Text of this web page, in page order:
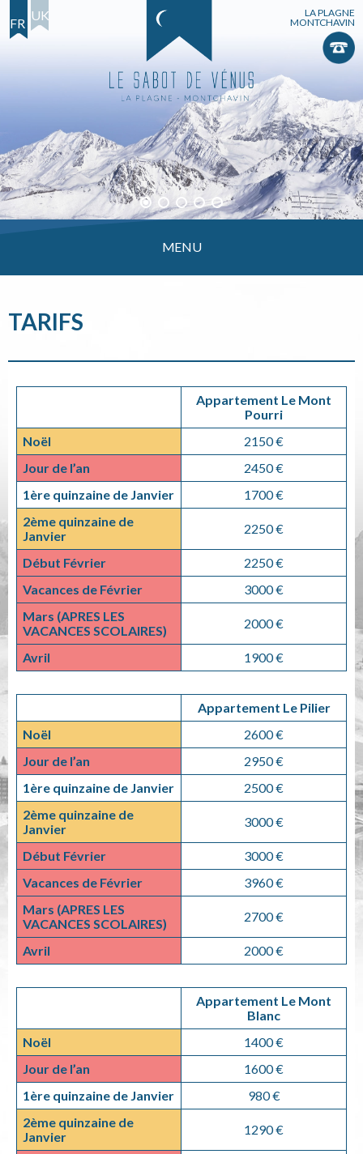
FR
UK
LA PLAGNE
MONTCHAVIN
Le Sabot de Vénus
MENU
TARIFS
Appartement Le Mont
Pourri
Noël
2150 €
Jour de l’an
2450 €
1ère quinzaine de Janvier
1700 €
2ème quinzaine de
Janvier
2250 €
Début Février
2250 €
Vacances de Février
3000 €
Mars (APRES LES
VACANCES SCOLAIRES)
2000 €
Avril 1900 €
Appartement Le Pilier
Noël
2600 €
Jour de l’an
2950 €
1ère quinzaine de Janvier
2500 €
2ème quinzaine de
Janvier
3000 €
Début Février
3000 €
Vacances de Février
3960 €
Mars (APRES LES
VACANCES SCOLAIRES)
2700 €
Avril 2000 €
Appartement Le Mont
Blanc
Noël
1400 €
Jour de l’an
1600 €
1ère quinzaine de Janvier
980 €
2ème quinzaine de
Janvier
1290 €